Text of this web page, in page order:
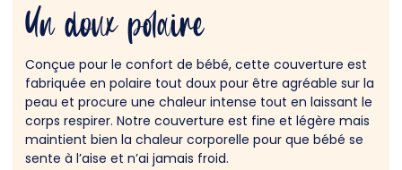
Un doux polaire
Conçue pour le confort de bébé, cette couverture est
fabriquée en polaire tout doux pour être agréable sur la
peau et procure une chaleur intense tout en laissant le
corps respirer. Notre couverture est fine et légère mais
maintient bien la chaleur corporelle pour que bébé se
sente à l’aise et n’ai jamais froid.